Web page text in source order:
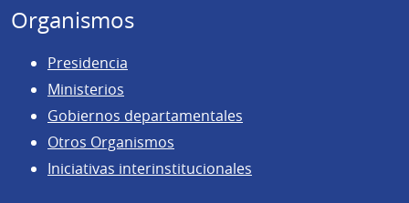
Organismos
Presidencia
Ministerios
Gobiernos departamentales
Otros Organismos
Iniciativas interinstitucionales